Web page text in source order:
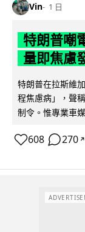
Vin 1 日
特朗普嘲
量即焦慮
特朗普在拉斯維
程焦慮病」，聲
制令。惟專業車
608 270 ↗